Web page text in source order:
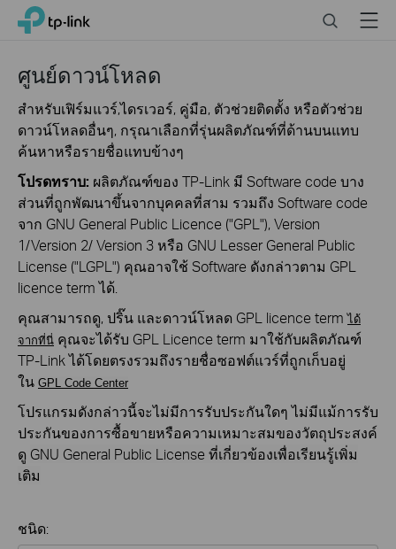
Click
navigation
TP-Link, Reliably Smart SearchMenu
ศูนย์ดาวน์โหลด
สำหรับเฟิร์มแวร์,ไดรเวอร์, คู่มือ, ตัวช่วยติดตั้ง หรือตัวช่วย
ดาวน์โหลดอื่นๆ, กรุณาเลือกที่รุ่นผลิตภัณฑ์ที่ด้านบนแทบ
ค้นหาหรือรายชื่อแทบข้างๆ
โปรดทราบ: ผลิตภัณฑ์ของ TP-Link มี Software code บาง
ส่วนที่ถูกพัฒนาขึ้นจากบุคคลที่สาม รวมถึง Software code
จาก GNU General Public Licence ("GPL"), Version
1/Version 2/ Version 3 หรือ GNU Lesser General Public
License ("LGPL") คุณอาจใช้ Software ดังกล่าวตาม GPL
licence term ได้.
คุณสามารถดู, ปริ๊น และดาวน์โหลด GPL licence termได้
จากที่นี่ คุณจะได้รับ GPL Licence term มาใช้กับผลิตภัณฑ์
TP-Link ได้โดยตรงรวมถึงรายชื่อซอฟต์แวร์ที่ถูกเก็บอยู่
ใน GPL Code Center
โปรแกรมดังกล่าวนี้จะไม่มีการรับประกันใดๆ ไม่มีแม้การรับ
ประกันของการซื้อขายหรือความเหมาะสมของวัตถุประสงค์
ดู GNU General Public License ที่เกี่ยวข้องเพื่อเรียนรู้เพิ่ม
เติม
ชนิด: